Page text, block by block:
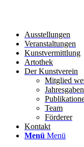
Ausstellungen
Veranstaltungen
Kunstvermittlung
Artothek
Der Kunstverein
Mitglied
Jahresgaben
Team
Förderer
Kontakt
Menü Menü